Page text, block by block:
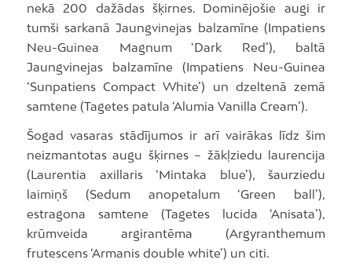
nekā 200 dažādas šķirnes. Dominējošie augi ir
tumši sarkanā Jaungvinejas balzamīne (Impatiens
Neu-Guinea Magnum ‘Dark Red’), baltā
Jaungvinejas balzamīne (Impatiens Neu-Guinea
‘Sunpatiens Compact White’) un dzeltenā zemā
samtene (Tagetes patula ‘Alumia Vanilla Cream’).
Šogad vasaras stādījumos ir arī vairākas līdz šim
neizmantotas augu šķirnes – žākļziedu laurencija
(Laurentia axillaris ‘Mintaka blue’), šaurziedu
laimiņš (Sedum anopetalum ‘Green ball’),
estragona samtene (Tagetes lucida ‘Anisata’),
krūmveida argirantēma (Argyranthemum
frutescens ‘Armanis double white’) un citi.